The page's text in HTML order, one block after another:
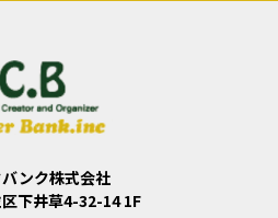
ンク株式会社
下井草4-32-14 1F